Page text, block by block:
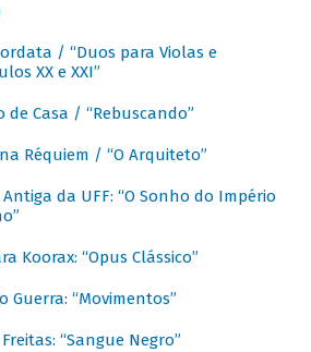
/ “Duos para Violas e
XX e XXI”
de Casa / “Rebuscando”
Réquiem / “O Arquiteto”
da UFF: “O Sonho do Império
Koorax: “Opus Clássico”
Guerra: “Movimentos”
“Sangue Negro”